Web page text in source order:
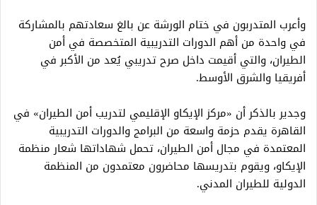
وأعرب المتدربون في ختام الورشة عن بالغ سعادتهم بالمشاركة
في واحدة من أهم الدورات التدريبية المتخصصة في أمن
الطيران، والتي أقيمت داخل صرح تدريبي يُعد من الأكبر في
أفريقيا والشرق الأوسط.
وجدير بالذكر أن «مركز الإيكاو الإقليمي لتدريب أمن الطيران» في
القاهرة يقدم حزمة واسعة من البرامج والدورات التدريبية
المعتمدة في مجال أمن الطيران، تحمل شهاداتها شعار منظمة
الإيكاو، ويقوم بتدريسها محاضرون معتمدون من المنظمة
الدولية للطيران المدني.